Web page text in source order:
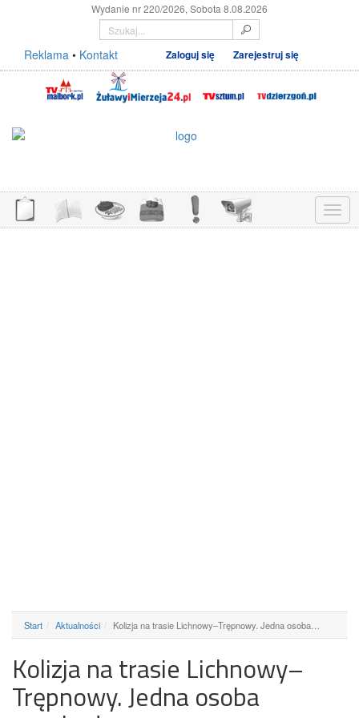
Wydanie nr 220/2026, Sobota 8.08.2026
Reklama • Kontakt Zaloguj się Zarejestruj się
Menu
Start Aktualności Kolizja na trasie Lichnowy–Trępnowy. Jedna osoba…
Kolizja na trasie Lichnowy–
Trępnowy. Jedna osoba